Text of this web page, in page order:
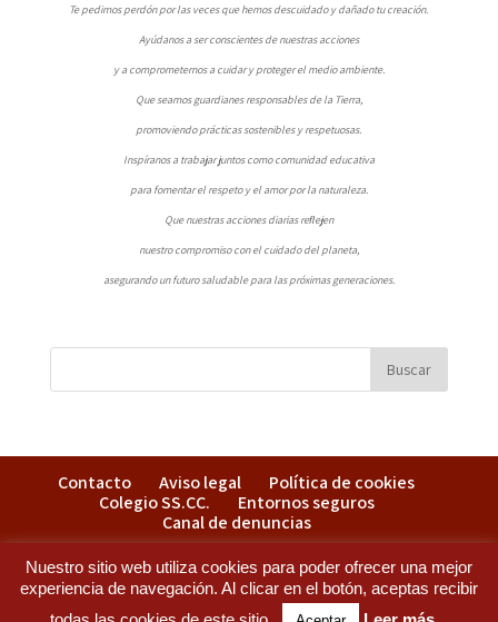
Te pedimos perdón por las veces que hemos descuidado y dañado tu creación.
Ayúdanos a ser conscientes de nuestras acciones
y a comprometernos a cuidar y proteger el medio ambiente.
Que seamos guardianes responsables de la Tierra,
promoviendo prácticas sostenibles y respetuosas.
Inspíranos a trabajar juntos como comunidad educativa
para fomentar el respeto y el amor por la naturaleza.
Que nuestras acciones diarias reﬂejen
nuestro compromiso con el cuidado del planeta,
asegurando un futuro saludable para las próximas generaciones.
Contacto Aviso legal
Política de cookies
Colegio SS.CC.
Entornos seguros
Canal de denuncias
Colegio Sagrados Corazones - C/ San Francisco, 15. 09200 - Miranda de Ebro (Burgos) -
Nuestro sitio web utiliza cookies para poder ofrecer una mejor
experiencia de navegación. Al clicar en el botón, aceptas recibir